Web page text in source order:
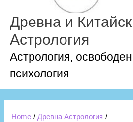
Древна и
Астрология
Астрология,
психология
Home
Древна Астрология